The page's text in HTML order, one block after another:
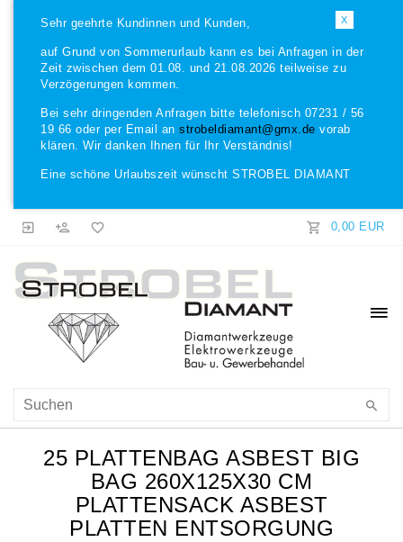
X
Sehr geehrte Kundinnen und Kunden,
auf Grund von Sommerurlaub kann es bei Anfragen in der
Zeit zwischen dem 01.08. und 21.08.2026 teilweise zu
Verzögerungen kommen.
Bei sehr dringenden Anfragen bitte telefonisch 07231 / 56
19 66 oder per Email an strobeldiamant@gmx.de vorab
klären. Wir danken Ihnen für Ihr Verständnis!
Eine schöne Urlaubszeit wünscht STROBEL DIAMANT
0,00 EUR
25 PLATTENBAG ASBEST BIG
BAG 260X125X30 CM
PLATTENSACK ASBEST
PLATTEN ENTSORGUNG